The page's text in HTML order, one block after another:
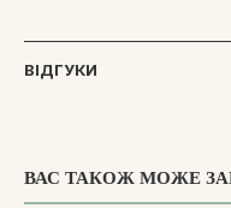
ВІДГУКИ
ВАС ТАКОЖ МОЖЕ